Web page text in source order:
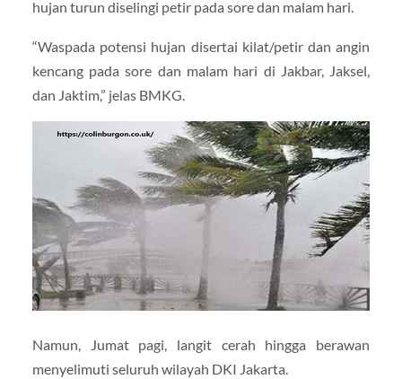
hujan turun diselingi petir pada sore dan malam hari.
“Waspada potensi hujan disertai kilat/petir dan angin
kencang pada sore dan malam hari di Jakbar, Jaksel,
dan Jaktim,” jelas BMKG.
Namun, Jumat pagi, langit cerah hingga berawan
menyelimuti seluruh wilayah DKI Jakarta.